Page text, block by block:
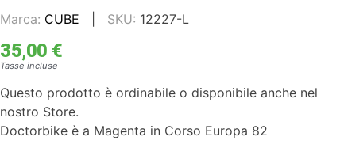
Marca: CUBE SKU: 12227-L
35,00 €
Tasse incluse
Questo prodotto è ordinabile o disponibile anche nel
nostro Store.
Doctorbike è a Magenta in Corso Europa 82